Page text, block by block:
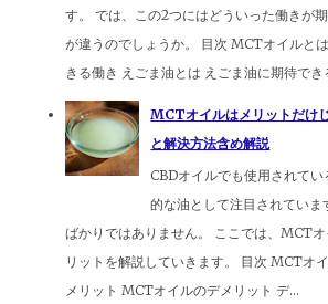
す。 では、この2つにはどういった働きが
が違うのでしょうか。 目次 MCTオイルと
きる働き えごま油とは えごま油に期待でき
MCTオイルはメリットだけ
と解決方法含め解説
CBDオイルでも使用されて
的な油として注目されていま
ばかりではありません。 ここでは、MCT
リットを解説していきます。 目次 MCTオ
メリット MCTオイルのデメリット デ...